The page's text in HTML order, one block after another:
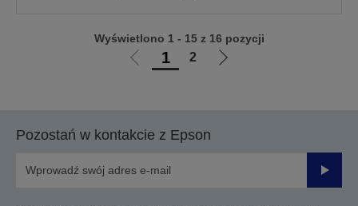
Przejdź
1 2
Przejdź
Wyświetlono 1 - 15 z 16 pozycji
Pozostań w kontakcie z Epson